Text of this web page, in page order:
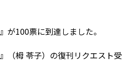
が100票に到達しました。
（栂 苓子）の復刊リクエスト受